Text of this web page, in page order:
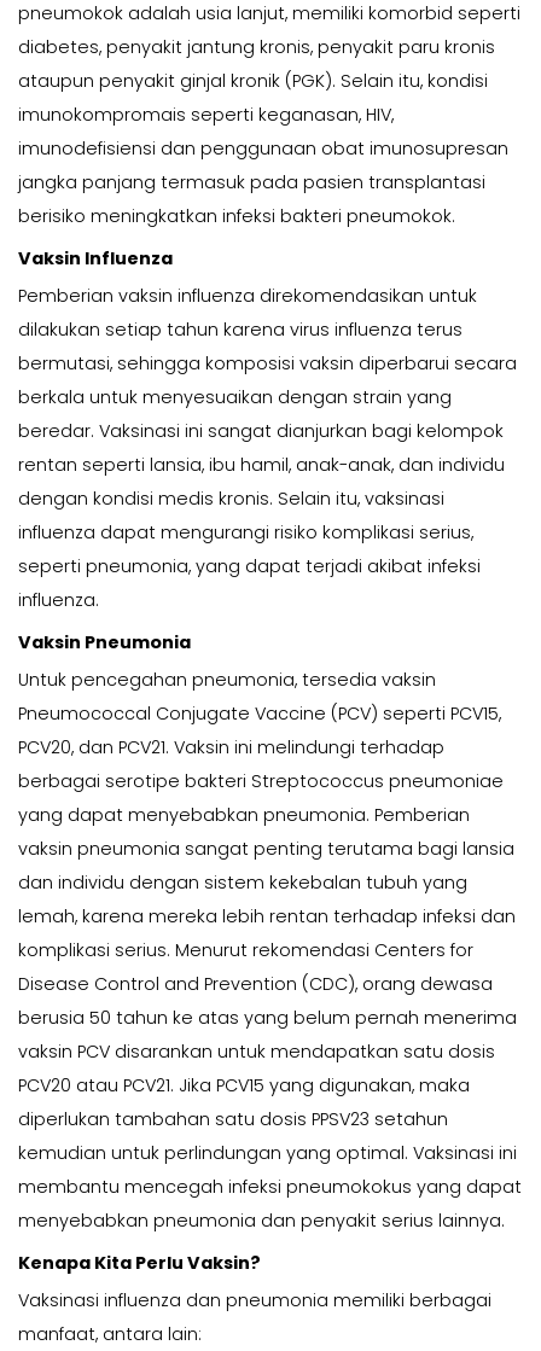
pneumokok adalah usia lanjut, memiliki komorbid seperti
diabetes, penyakit jantung kronis, penyakit paru kronis
ataupun penyakit ginjal kronik (PGK). Selain itu, kondisi
imunokompromais seperti keganasan, HIV,
imunodefisiensi dan penggunaan obat imunosupresan
jangka panjang termasuk pada pasien transplantasi
berisiko meningkatkan infeksi bakteri pneumokok.
Vaksin Influenza
Pemberian vaksin influenza direkomendasikan untuk
dilakukan setiap tahun karena virus influenza terus
bermutasi, sehingga komposisi vaksin diperbarui secara
berkala untuk menyesuaikan dengan strain yang
beredar. Vaksinasi ini sangat dianjurkan bagi kelompok
rentan seperti lansia, ibu hamil, anak-anak, dan individu
dengan kondisi medis kronis. Selain itu, vaksinasi
influenza dapat mengurangi risiko komplikasi serius,
seperti pneumonia, yang dapat terjadi akibat infeksi
influenza.
Vaksin Pneumonia
Untuk pencegahan pneumonia, tersedia vaksin
Pneumococcal Conjugate Vaccine (PCV) seperti PCV15,
PCV20, dan PCV21. Vaksin ini melindungi terhadap
berbagai serotipe bakteri Streptococcus pneumoniae
yang dapat menyebabkan pneumonia. Pemberian
vaksin pneumonia sangat penting terutama bagi lansia
dan individu dengan sistem kekebalan tubuh yang
lemah, karena mereka lebih rentan terhadap infeksi dan
komplikasi serius. Menurut rekomendasi Centers for
Disease Control and Prevention (CDC), orang dewasa
berusia 50 tahun ke atas yang belum pernah menerima
vaksin PCV disarankan untuk mendapatkan satu dosis
PCV20 atau PCV21. Jika PCV15 yang digunakan, maka
diperlukan tambahan satu dosis PPSV23 setahun
kemudian untuk perlindungan yang optimal. Vaksinasi ini
membantu mencegah infeksi pneumokokus yang dapat
menyebabkan pneumonia dan penyakit serius lainnya.
Kenapa Kita Perlu Vaksin?
Vaksinasi influenza dan pneumonia memiliki berbagai
manfaat, antara lain: